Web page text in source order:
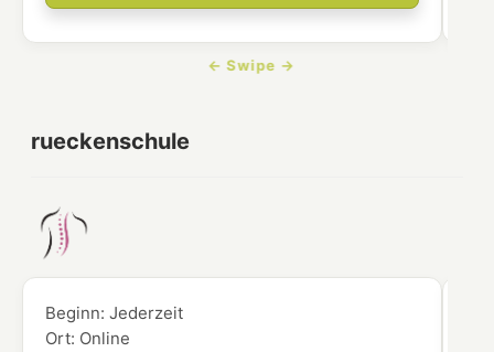
rueckenschule
Beginn:Jederzeit
Ort: Online